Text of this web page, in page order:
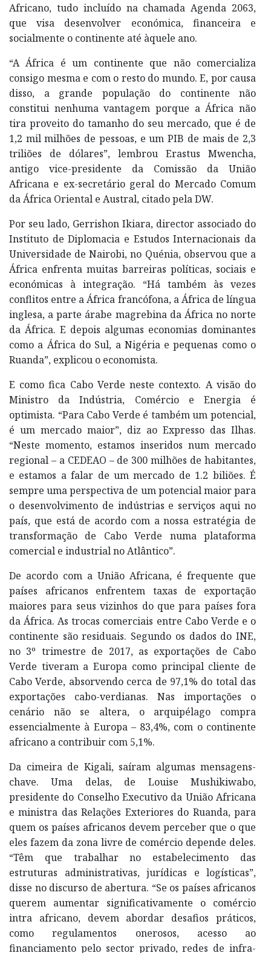
Africano, tudo incluído na chamada Agenda 2063,
que visa desenvolver económica, financeira e
socialmente o continente até àquele ano.
“A África é um continente que não comercializa
consigo mesma e com o resto do mundo. E, por causa
disso, a grande população do continente não
constitui nenhuma vantagem porque a África não
tira proveito do tamanho do seu mercado, que é de
1,2 mil milhões de pessoas, e um PIB de mais de 2,3
triliões de dólares”, lembrou Erastus Mwencha,
antigo vice-presidente da Comissão da União
Africana e ex-secretário geral do Mercado Comum
da África Oriental e Austral, citado pela DW.
Por seu lado, Gerrishon Ikiara, director associado do
Instituto de Diplomacia e Estudos Internacionais da
Universidade de Nairobi, no Quénia, observou que a
África enfrenta muitas barreiras políticas, sociais e
económicas à integração. “Há também às vezes
conflitos entre a África francófona, a África de língua
inglesa, a parte árabe magrebina da África no norte
da África. E depois algumas economias dominantes
como a África do Sul, a Nigéria e pequenas como o
Ruanda”, explicou o economista.
E como fica Cabo Verde neste contexto. A visão do
Ministro da Indústria, Comércio e Energia é
optimista. “Para Cabo Verde é também um potencial,
é um mercado maior”, diz ao Expresso das Ilhas.
“Neste momento, estamos inseridos num mercado
regional – a CEDEAO – de 300 milhões de habitantes,
e estamos a falar de um mercado de 1.2 biliões. É
sempre uma perspectiva de um potencial maior para
o desenvolvimento de indústrias e serviços aqui no
país, que está de acordo com a nossa estratégia de
transformação de Cabo Verde numa plataforma
comercial e industrial no Atlântico”.
De acordo com a União Africana, é frequente que
países africanos enfrentem taxas de exportação
maiores para seus vizinhos do que para países fora
da África. As trocas comerciais entre Cabo Verde e o
continente são residuais. Segundo os dados do INE,
no 3º trimestre de 2017, as exportações de Cabo
Verde tiveram a Europa como principal cliente de
Cabo Verde, absorvendo cerca de 97,1% do total das
exportações cabo-verdianas. Nas importações o
cenário não se altera, o arquipélago compra
essencialmente à Europa – 83,4%, com o continente
africano a contribuir com 5,1%.
Da cimeira de Kigali, saíram algumas mensagens-
chave. Uma delas, de Louise Mushikiwabo,
presidente do Conselho Executivo da União Africana
e ministra das Relações Exteriores do Ruanda, para
quem os países africanos devem perceber que o que
eles fazem da zona livre de comércio depende deles.
“Têm que trabalhar no estabelecimento das
estruturas administrativas, jurídicas e logísticas”,
disse no discurso de abertura. “Se os países africanos
querem aumentar significativamente o comércio
intra africano, devem abordar desafios práticos,
como regulamentos onerosos, acesso ao
financiamento pelo sector privado, redes de infra-